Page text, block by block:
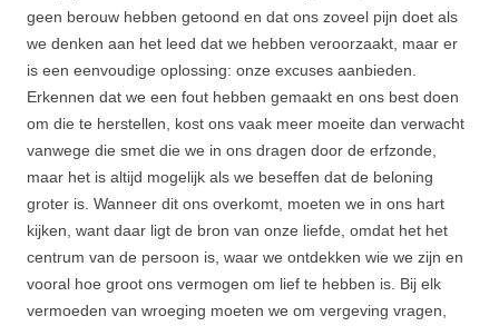
geen berouw hebben getoond en dat ons zoveel pijn doet als
we denken aan het leed dat we hebben veroorzaakt, maar er
is een eenvoudige oplossing: onze excuses aanbieden.
Erkennen dat we een fout hebben gemaakt en ons best doen
om die te herstellen, kost ons vaak meer moeite dan verwacht
vanwege die smet die we in ons dragen door de erfzonde,
maar het is altijd mogelijk als we beseffen dat de beloning
groter is. Wanneer dit ons overkomt, moeten we in ons hart
kijken, want daar ligt de bron van onze liefde, omdat het het
centrum van de persoon is, waar we ontdekken wie we zijn en
vooral hoe groot ons vermogen om lief te hebben is. Bij elk
vermoeden van wroeging moeten we om vergeving vragen,